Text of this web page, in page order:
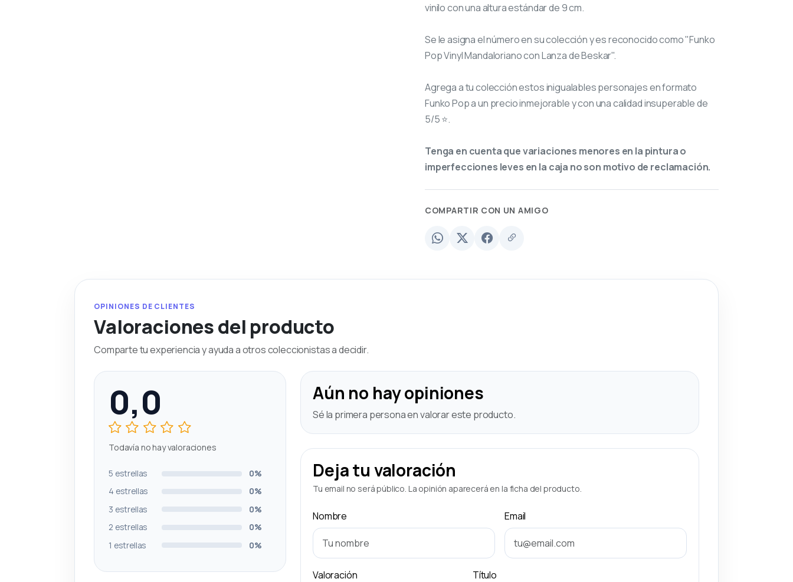
vinilo con una altura estándar de 9 cm.
Se le asigna el númeroen su colección y es reconocido como "Funko
Pop Vinyl Mandaloriano con Lanza de Beskar".
Agrega a tu colección estos inigualables personajes en formato
Funko Pop a un precio inmejorable y con una calidad insuperable de
5/5 ⭐.
Tenga en cuenta que variaciones menores en la pintura o
imperfecciones leves en la caja no son motivo de reclamación.
COMPARTIR CON UN AMIGO
OPINIONES DE CLIENTES
Valoraciones del producto
Comparte tu experiencia y ayuda a otros coleccionistas a decidir.
0,0
Todavía no hay valoraciones
5 estrellas
0%
4 estrellas
0%
3 estrellas
0%
2 estrellas
0%
1 estrellas
0%
Aún no hay opiniones
Sé la primera persona en valorar este producto.
Deja tu valoración
Tu email no será público. La opinión aparecerá en la ficha del producto.
Nombre Email
Valoración Título